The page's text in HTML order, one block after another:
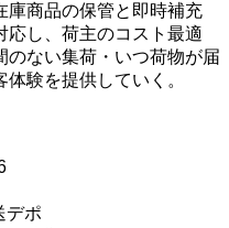
庫商品の保管と即時補充
応し、荷主のコスト最適
のない集荷・いつ荷物が届
験を提供していく。
デポ